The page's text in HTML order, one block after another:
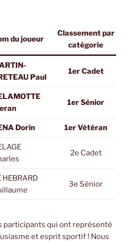
du joueur
Classement par
catégorie
Paul
1er Cadet
1er Sénior
Dorin 1er Vétéran
2e Cadet
HEBRARD
3e Sénior
participants qui ont représenté
et esprit sportif ! Nous